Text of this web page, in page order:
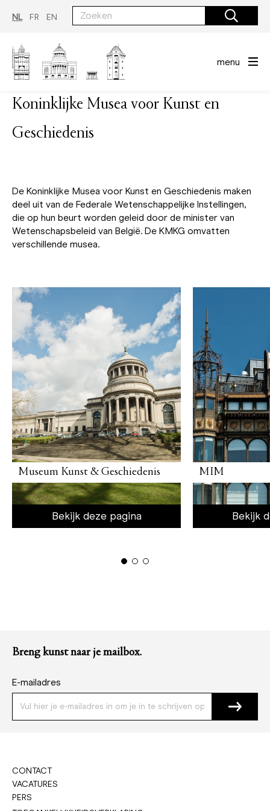
inhoud
gaan
NL FR EN
menu
Koninklijke Musea voor Kunst en
Geschiedenis
De Koninklijke Musea voor Kunst en Geschiedenis maken
deel uit van de Federale Wetenschappelijke Instellingen,
die op hun beurt worden geleid door de minister van
Wetenschapsbeleid van België. De KMKG omvatten
verschillende musea.
Museum Kunst & Geschiedenis
Bekijk deze pagina
MIM
Bekijk
Breng kunst naar je mailbox.
E-mailadres
CONTACT
VACATURES
PERS